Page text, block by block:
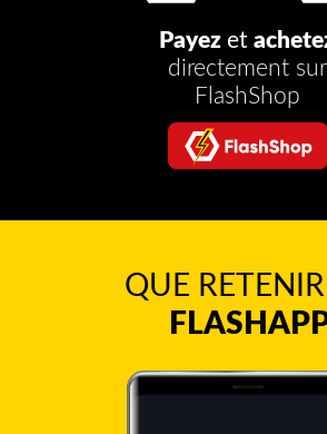
Payezet
directement sur
FlashShop
QUE